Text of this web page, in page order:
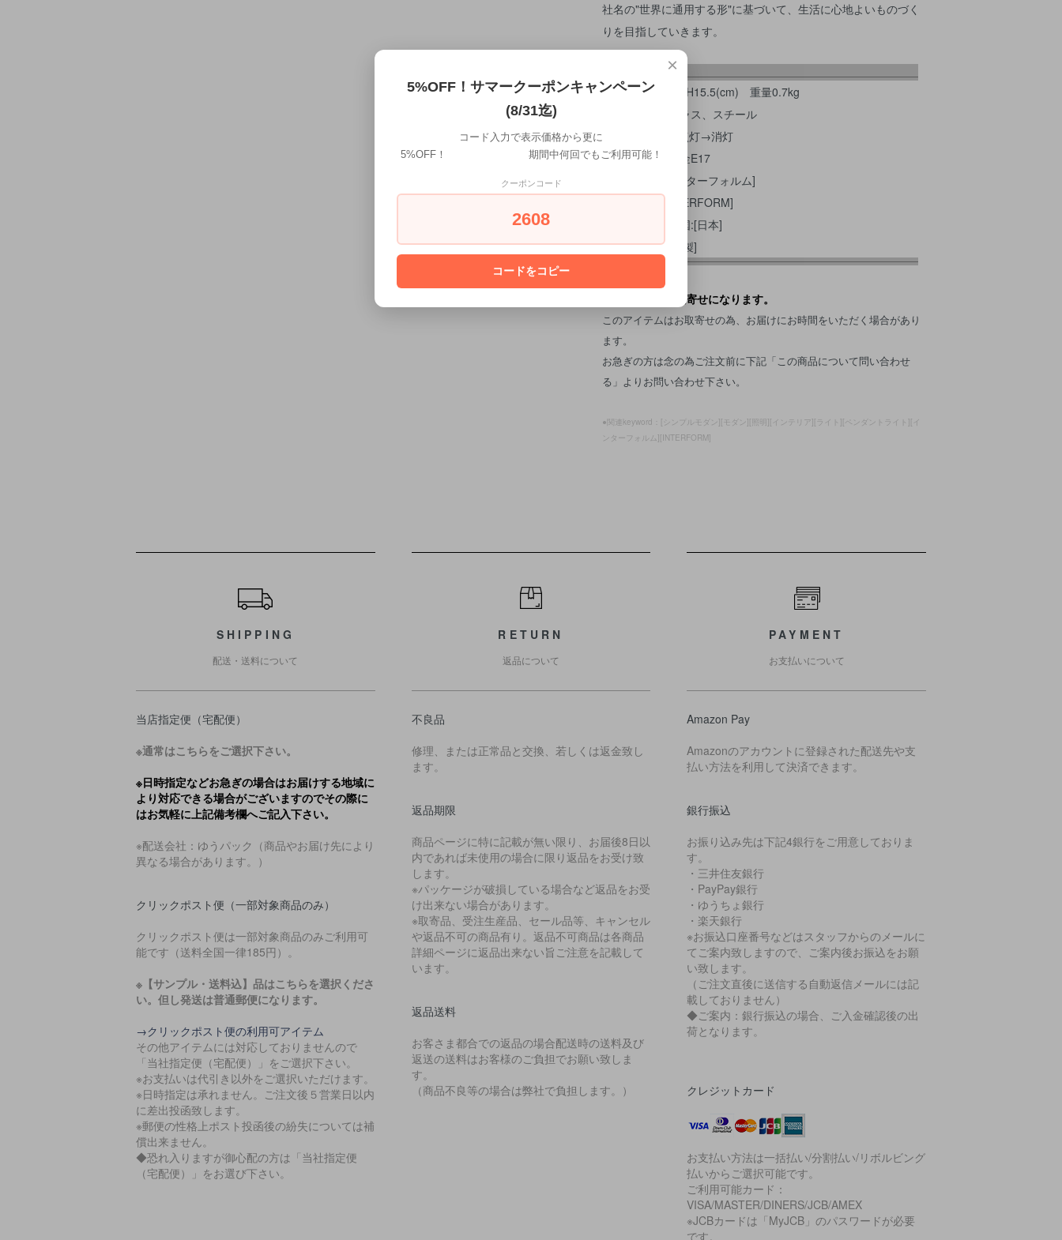
社名の"世界に通用する形"に基づいて、生活に心地よいものづく
りを目指していきます。
・サイズ:Φ15.5xH15.5(cm) 重量0.7kg
・材質：木、ガラス、スチール
・壁スイッチ ※点灯→消灯
・対応電球：口金E17
・メーカー:[インターフォルム]
・ブランド:[INTERFORM]
・メーカー所在国:[日本]
・生産国：[台湾製]
この商品はお取寄せになります。
このアイテムはお取寄せの為、お届けにお時間をいただく場合があり
ます。
お急ぎの方は念の為ご注文前に下記「この商品について問い合わせ
る」よりお問い合わせ下さい。
●関連keyword：[シンプルモダン][モダン][照明][インテリア][ライト][ペンダントライト][イ
ンターフォルム][INTERFORM]
SHIPPING
配送・送料について
当店指定便（宅配便）
※通常はこちらをご選択下さい。
※日時指定などお急ぎの場合はお届けする地域に
より対応できる場合がございますのでその際に
はお気軽に上記備考欄へご記入下さい。
※配送会社：ゆうパック（商品やお届け先により
異なる場合があります。）
クリックポスト便（一部対象商品のみ）
クリックポスト便は一部対象商品のみご利用可
能です（送料全国一律185円）。
※【サンプル・送料込】品はこちらを選択くださ
い。但し発送は普通郵便になります。
→クリックポスト便の利用可アイテム
その他アイテムには対応しておりませんので
「当社指定便（宅配便）」をご選択下さい。
※お支払いは代引き以外をご選択いただけます。
※日時指定は承れません。ご注文後５営業日以内
に差出投函致します。
※郵便の性格上ポスト投函後の紛失については補
償出来ません。
◆恐れ入りますが御心配の方は「当社指定便
（宅配便）」をお選び下さい。
RETURN
返品について
不良品
修理、または正常品と交換、若しくは返金致し
ます。
返品期限
商品ページに特に記載が無い限り、お届後8日以
内であれば未使用の場合に限り返品をお受け致
します。
※パッケージが破損している場合など返品をお受
け出来ない場合があります。
※取寄品、受注生産品、セール品等、キャンセル
や返品不可の商品有り。返品不可商品は各商品
詳細ページに返品出来ない旨ご注意を記載して
います。
返品送料
お客さま都合での返品の場合配送時の送料及び
返送の送料はお客様のご負担でお願い致しま
す。
（商品不良等の場合は弊社で負担します。）
PAYMENT
お支払いについて
Amazon Pay
Amazonのアカウントに登録された配送先や支
払い方法を利用して決済できます。
銀行振込
お振り込み先は下記4銀行をご用意しておりま
す。
・三井住友銀行
・PayPay銀行
・ゆうちょ銀行
・楽天銀行
※お振込口座番号などはスタッフからのメールに
てご案内致しますので、ご案内後お振込をお願
い致します。
（ご注文直後に送信する自動返信メールには記
載しておりません）
◆ご案内：銀行振込の場合、ご入金確認後の出
荷となります。
クレジットカード
お支払い方法は一括払い/分割払い/リボルビング
払いからご選択可能です。
ご利用可能カード：
VISA/MASTER/DINERS/JCB/AMEX
※JCBカードは「MyJCB」のパスワードが必要
です。
×
5%OFF！サマークーポンキャンペーン
(8/31迄)
コード入力で表示価格から更に
5%OFF！ 期間中何回でもご利用可能！
クーポンコード
2608
コードをコピー